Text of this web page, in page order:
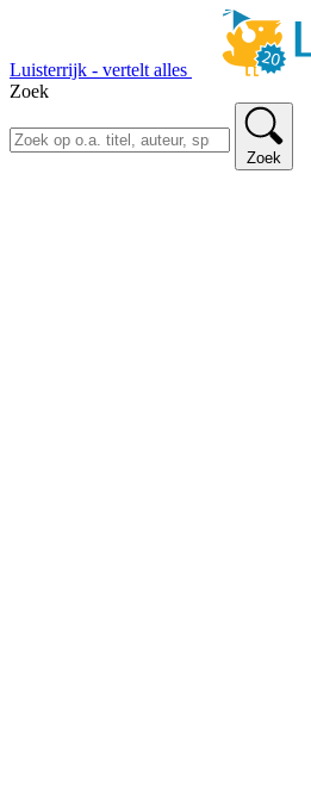
Luisterrijk - vertelt alles
Zoek
Zoek